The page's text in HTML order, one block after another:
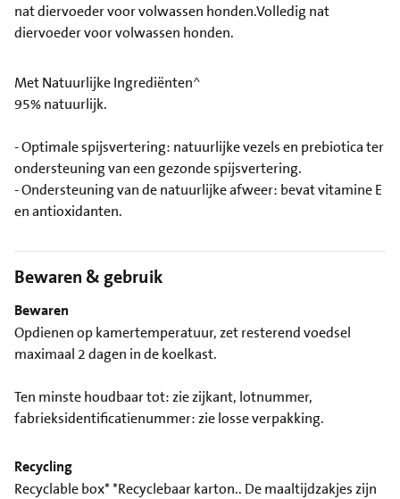
nat diervoeder voor volwassen honden.Volledig nat
diervoeder voor volwassen honden.
Met Natuurlijke Ingrediënten^
95% natuurlijk.
- Optimale spijsvertering: natuurlijke vezels en prebiotica ter
ondersteuning van een gezonde spijsvertering.
- Ondersteuning van de natuurlijke afweer: bevat vitamine E
en antioxidanten.
Bewaren & gebruik
Bewaren
Opdienen op kamertemperatuur, zet resterend voedsel
maximaal 2 dagen in de koelkast.
Ten minste houdbaar tot: zie zijkant, lotnummer,
fabrieksidentificatienummer: zie losse verpakking.
Recycling
Recyclable box* *Recyclebaar karton.. De maaltijdzakjes zijn